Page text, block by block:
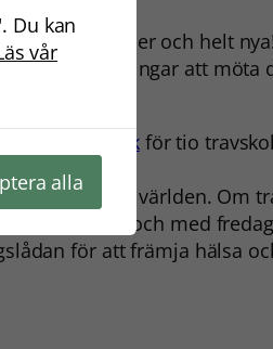
elevgrupper och helt
alla förutsättningar att möta
Rättvikför tio
om den här världen. Om
Från och med fredag
för att främja hälsa
Du kan
vår
alla